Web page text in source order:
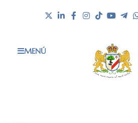
MENÚ